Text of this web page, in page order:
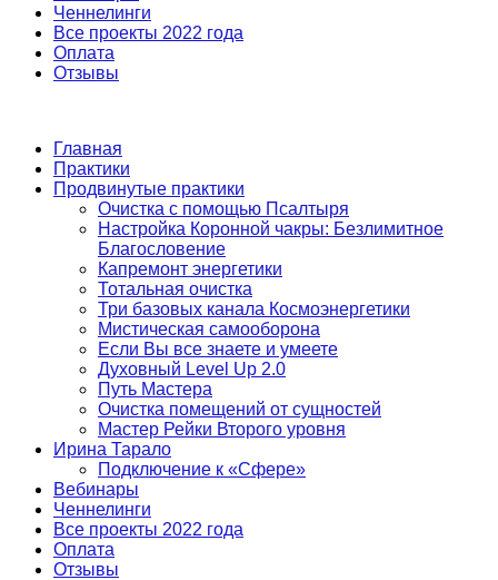
Ченнелинги
Все проекты 2022 года
Оплата
Отзывы
Главная
Практики
Продвинутые практики
Очистка с помощью Псалтыря
Настройка Коронной чакры: Безлимитное
Благословение
Капремонт энергетики
Тотальная очистка
Три базовых канала Космоэнергетики
Мистическая самооборона
Если Вы все знаете и умеете
Духовный Level Up 2.0
Путь Мастера
Очистка помещений от сущностей
Мастер Рейки Второго уровня
Ирина Тарало
Подключение к «Сфере»
Вебинары
Ченнелинги
Все проекты 2022 года
Оплата
Отзывы